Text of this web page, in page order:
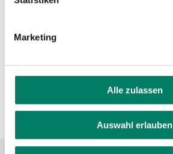
Marketing
Alle zulassen
Auswahl erlauben
https://www.vrs.de
+49 221 20808-0